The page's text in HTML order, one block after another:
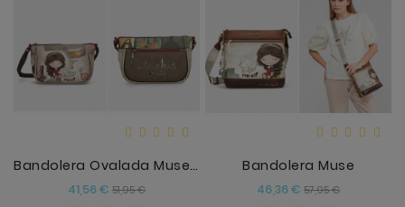
Bandolera Ovalada Muse Anekke
41,56 € Precio
51,95 €Precio
Bandolera Muse
46,36 € Precio
57,95 €Precio